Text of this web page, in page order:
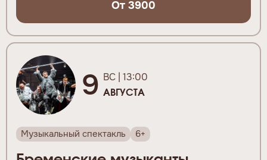
От 3900
9 ВС | 13:00
АВГУСТА
Музыкальный спектакль 6+